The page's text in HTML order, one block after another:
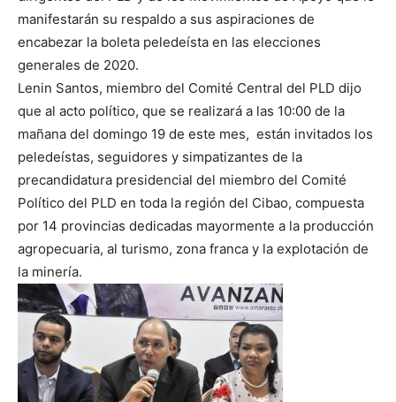
manifestarán su respaldo a sus aspiraciones de
encabezar la boleta peledeísta en las elecciones
generales de 2020.
Lenin Santos, miembro del Comité Central del PLD dijo
que al acto político, que se realizará a las 10:00 de la
mañana del domingo 19 de este mes, están invitados los
peledeístas, seguidores y simpatizantes de la
precandidatura presidencial del miembro del Comité
Político del PLD en toda la región del Cibao, compuesta
por 14 provincias dedicadas mayormente a la producción
agropecuaria, al turismo, zona franca y la explotación de
la minería.